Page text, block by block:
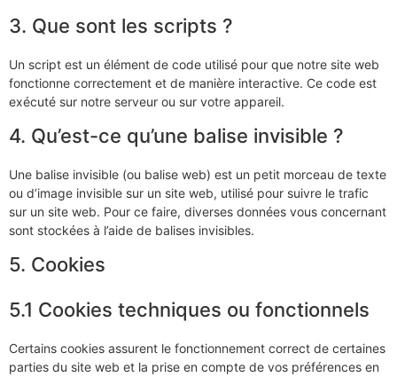
3. Que sont les scripts ?
Un script est un élément de code utilisé pour que notre site web
fonctionne correctement et de manière interactive. Ce code est
exécuté sur notre serveur ou sur votre appareil.
4. Qu’est-ce qu’une balise invisible ?
Une balise invisible (ou balise web) est un petit morceau de texte
ou d’image invisible sur un site web, utilisé pour suivre le trafic
sur un site web. Pour ce faire, diverses données vous concernant
sont stockées à l’aide de balises invisibles.
5. Cookies
5.1 Cookies techniques ou fonctionnels
Certains cookies assurent le fonctionnement correct de certaines
parties du site web et la prise en compte de vos préférences en